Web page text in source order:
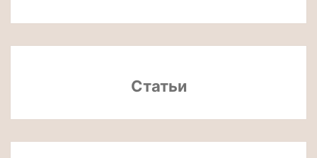
Статьи